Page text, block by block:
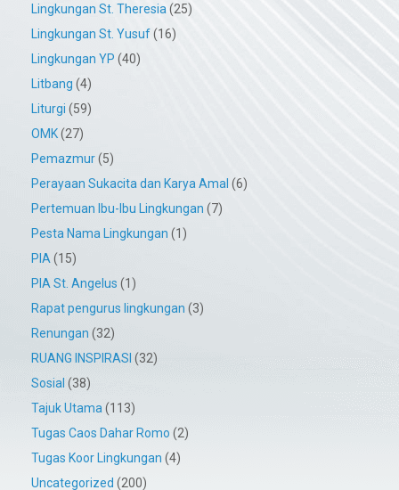
Lingkungan St. Theresia (25)
Lingkungan St. Yusuf(16)
Lingkungan YP (40)
Litbang (4)
Liturgi (59)
OMK(27)
Pemazmur(5)
Perayaan Sukacita dan Karya Amal (6)
Pertemuan Ibu-Ibu Lingkungan (7)
Pesta Nama Lingkungan (1)
PIA (15)
PIA St. Angelus (1)
Rapat pengurus lingkungan (3)
Renungan (32)
RUANG INSPIRASI (32)
Sosial (38)
Tajuk Utama (113)
Tugas Caos Dahar Romo (2)
Tugas Koor Lingkungan (4)
Uncategorized (200)